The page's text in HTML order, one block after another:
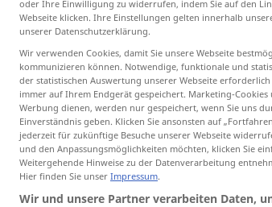
antippen)
oder Ihre Einwilligung zu widerrufen, indem Sie auf den
Webseite klicken. Ihre Einstellungen gelten innerhalb
unserer Datenschutzerklärung.
Wir verwenden Cookies, damit Sie unsere Webseite
kommunizieren können. Notwendige, funktionale und
der statistischen Auswertung unserer Webseite
immer auf Ihrem Endgerät gespeichert. Marketing-
Werbung dienen, werden nur gespeichert, wenn Sie uns
Einverständnis geben. Klicken Sie ansonsten auf
jederzeit für zukünftige Besuche unserer Webseite
und den Anpassungsmöglichkeiten möchten, klicken Sie
Weitergehende Hinweise zu der Datenverarbeitung
Hier finden Sie unser Impressum.
Wir und unsere Partner verarbeiten Daten,